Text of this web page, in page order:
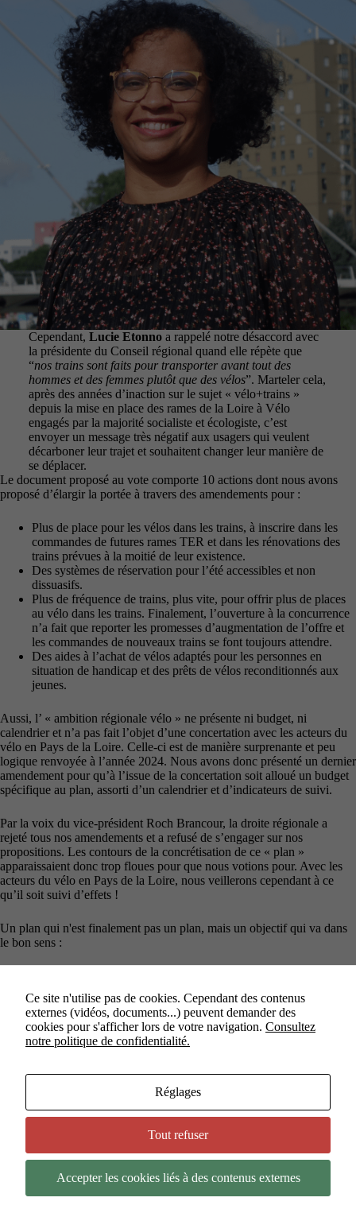
Cependant, Lucie Etonnoa rappelé notre désaccord avec
la présidente du Conseil régional quand elle répète que
“nos trains sont faits pour transporter avant tout des
hommes et des femmes plutôt que des vélos”. Marteler cela,
après des années d’inaction sur le sujet « vélo+trains »
depuis la mise en place des rames de la Loire à Vélo
engagés par la majorité socialiste et écologiste, c’est
envoyer un message très négatif aux usagers qui veulent
décarboner leur trajet et souhaitent changer leur manière de
se déplacer.
Le document proposé au vote comporte 10 actions dont nous avons
proposé d’élargir la portée à travers des amendements pour :
Plus de place pour les vélos dans les trains, à inscrire dans les
commandes de futures rames TER et dans les rénovations des
trains prévues à la moitié de leur existence.
Des systèmes de réservation pour l’été accessibles et non
dissuasifs.
Plus de fréquence de trains, plus vite, pour offrir plus de places
au vélo dans les trains. Finalement, l’ouverture à la concurrence
n’a fait que reporter les promesses d’augmentation de l’offre et
les commandes de nouveaux trains se font toujours attendre.
Des aides à l’achat de vélos adaptés pour les personnes en
situation de handicap et des prêts de vélos reconditionnés aux
jeunes.
Aussi, l’ « ambition régionale vélo » ne présente ni budget, ni
calendrier et n’a pas fait l’objet d’une concertation avec les acteurs du
vélo en Pays de la Loire. Celle-ci est de manière surprenante et peu
logique renvoyée à l’année 2024. Nous avons donc présenté un dernier
amendement pour qu’à l’issue de la concertation soit alloué un budget
spécifique au plan, assorti d’un calendrier et d’indicateurs de suivi.
Par la voix du vice-président Roch Brancour, la droite régionale a
rejeté tous nos amendements et a refusé de s’engager sur nos
propositions. Les contours de la concrétisation de ce « plan »
apparaissaient donc trop floues pour que nous votions pour. Avec les
acteurs du vélo en Pays de la Loire, nous veillerons cependant à ce
qu’il soit suivi d’effets !
Un plan qui n'est finalement pas un plan, mais un objectif qui va dans
le bon sens :
pic.twitter.com/ppY5e8NA6q
— L'Ecologie Ensemble, solidaire & citoyenne (@EcologieEnsembl)
December 22, 2023
Copyright © 2026 - Thème WordPress parNOUS - Ouvert,
Utile et Simple.
Ce site n'utilise pas de cookies. Cependant des contenus
externes (vidéos, documents...) peuvent demander des
cookies pour s'afficher lors de votre navigation. Consultez
notre politique de confidentialité.
Réglages
Tout refuser
Accepter les cookies liés à des contenus externes